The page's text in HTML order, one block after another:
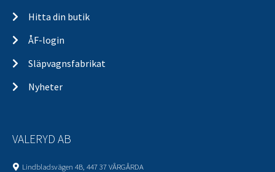
Hitta din butik
ÅF-login
Släpvagnsfabrikat
Nyheter
VALERYD AB
Lindbladsvägen 4B, 447 37 VÅRGÅRDA